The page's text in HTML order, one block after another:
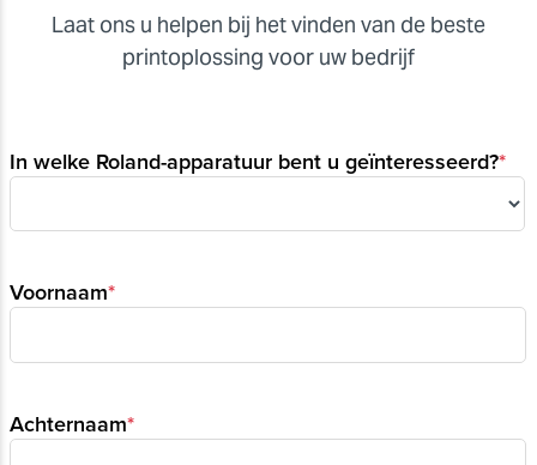
Laat ons u helpen bij het vinden van de beste
printoplossing voor uw bedrijf